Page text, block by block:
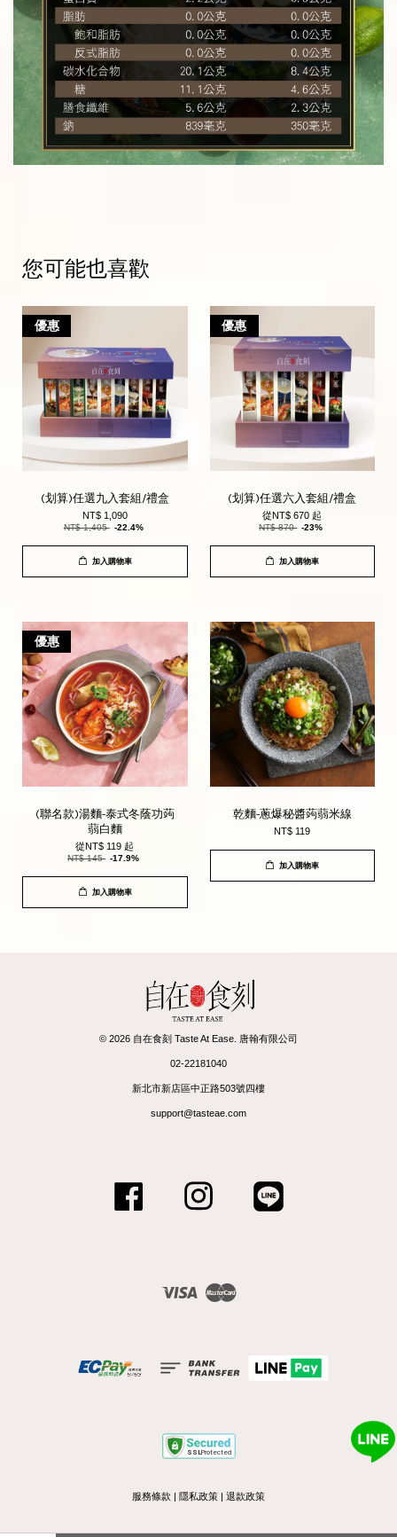
您可能也喜歡
優惠
(划算)任選九入套組/禮盒
NT$ 1,090
NT$ 1,405 -22.4%
加入購物車
優惠
(划算)任選六入套組/禮盒
從NT$ 670起
NT$ 870 -23%
加入購物車
優惠
(聯名款)湯麵-泰式冬蔭功蒟
蒻白麵
從NT$ 119起
NT$ 145 -17.9%
加入購物車
乾麵-蔥爆秘醬蒟蒻米線
NT$ 119
加入購物車
© 2026 自在食刻 Taste At Ease. 唐翰有限公司
02-22181040
新北市新店區中正路503號四樓
support@tasteae.com
Facebook Instagram
Visa
服務條款 隱私政策 退款政策